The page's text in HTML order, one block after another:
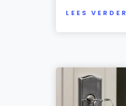
LEES VERDER